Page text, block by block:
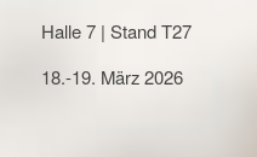
Halle 7 | Stand T27
18.-19. März 2026